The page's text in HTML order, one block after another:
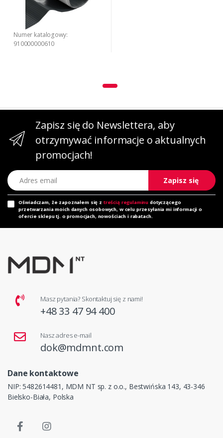
Numer katalogowy:
910000000610
Zapisz się do Newslettera, aby
otrzymywać informacje o aktualnych
promocjach!
Adres email
Zapisz się
Oświadczam, że zapoznałem się z treścią regulaminu dotyczącego
przetwarzania moich danych osobowych, w celu przesyłania mi informacji o
ofercie sklepu tj. o promocjach, nowościach i rabatach.
Masz pytania? Skontaktuj się z nami!
+48 33 47 94 400
Nasz adres e-mail
dok@mdmnt.com
Dane kontaktowe
NIP: 5482614481, MDM NT sp. z o.o., Bestwińska 143, 43-346
Bielsko-Biała, Polska